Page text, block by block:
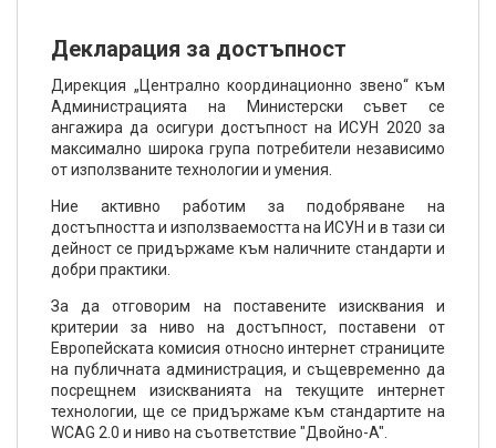
Декларация за достъпност
Дирекция „Централно координационно звено“ към
Администрацията на Министерски съвет се
ангажира да осигури достъпност на ИСУН 2020 за
максимално широка група потребители независимо
от използваните технологии и умения.
Ние активно работим за подобряване на
достъпността и използваемостта на ИСУН и в тази си
дейност се придържаме към наличните стандарти и
добри практики.
За да отговорим на поставените изисквания и
критерии за ниво на достъпност, поставени от
Европейската комисия относно интернет страниците
на публичната администрация, и същевременно да
посрещнем изискванията на текущите интернет
технологии, ще се придържаме към стандартите на
WCAG 2.0 и ниво на съответствие "Двойно-A".